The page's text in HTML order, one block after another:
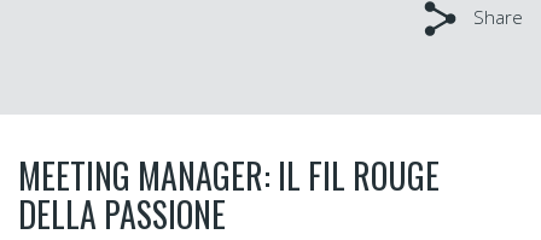
Share
MEETING MANAGER: IL FIL ROUGE
DELLA PASSIONE